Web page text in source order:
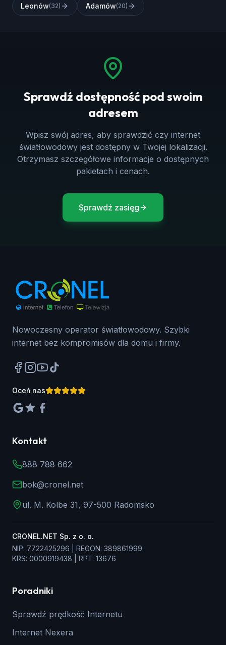
Leonów(32) Adamów(20)
Sprawdź dostępność pod swoim
adresem
Wpisz swój adres, aby sprawdzić czy internet
światłowodowy jest dostępny w Twojej lokalizacji.
Otrzymasz szczegółowe informacje o dostępnych
pakietach i cenach.
Sprawdź zasięg
Nowoczesny operator światłowodowy. Szybki
internet bez kompromisów dla domu i firmy.
Oceń nas
Kontakt
888 788 662
bok@cronel.net
ul. M. Kolbe 31, 97-500 Radomsko
CRONEL.NET Sp. z o. o.
NIP: 7722425296 | REGON: 389861999
KRS: 0000919438 | RPT: 13676
Poradniki
Sprawdź prędkość Internetu
Internet Nexera